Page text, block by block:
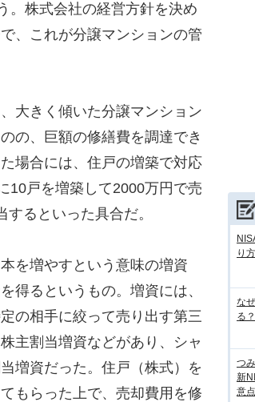
。株式会社の経営方針を決め
、これが分譲マンションの管
大きく傾いた分譲マンション
の、巨額の修繕費を調達でき
場合には、住戸の増築で対応
10戸を増築して2000万円で売
るといった具合だ。
を増やすという意味の増資
得るというもの。増資には、
の相手に絞って売り出す第三
主割当増資などがあり、シャ
増資だった。住戸（株式）を
もらった上で、売却費用を修
り
な
る
つ
新
意点